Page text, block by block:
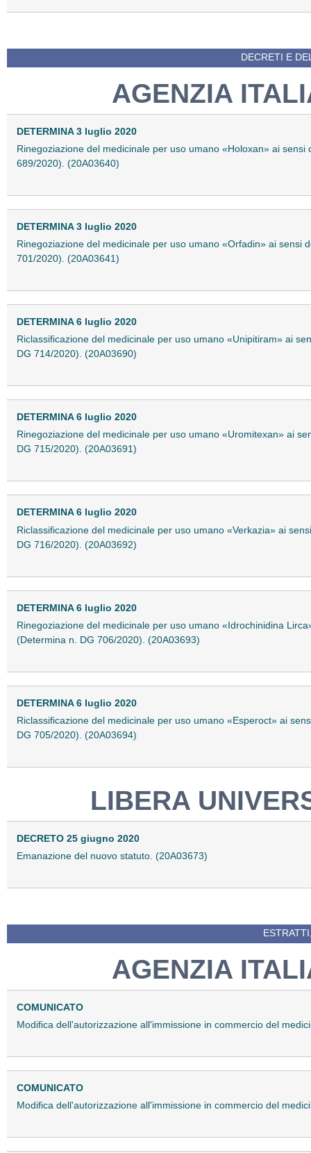
DECRETI E
AGENZIA
DETERMINA 3 luglio 2020
Rinegoziazione del medicinale per uso umano «Holoxan» ai
689/2020). (20A03640)
DETERMINA 3 luglio 2020
Rinegoziazione del medicinale per uso umano «Orfadin» ai
701/2020). (20A03641)
DETERMINA 6 luglio 2020
Riclassificazione del medicinale per uso umano «Unipitiram» ai
DG 714/2020). (20A03690)
DETERMINA 6 luglio 2020
Rinegoziazione del medicinale per uso umano «Uromitexan» ai
DG 715/2020). (20A03691)
DETERMINA 6 luglio 2020
Riclassificazione del medicinale per uso umano «Verkazia» ai
DG 716/2020). (20A03692)
DETERMINA 6 luglio 2020
Rinegoziazione del medicinale per uso umano «Idrochinidina
(Determina n. DG 706/2020). (20A03693)
DETERMINA 6 luglio 2020
Riclassificazione del medicinale per uso umano «Esperoct» ai
DG 705/2020). (20A03694)
LIBERA
DECRETO 25 giugno 2020
Emanazione del nuovo statuto. (20A03673)
AGENZIA
COMUNICATO
Modifica dell'autorizzazione all'immissione in commercio del
COMUNICATO
Modifica dell'autorizzazione all'immissione in commercio del